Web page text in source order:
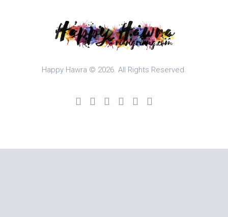
Happy Hawra © 2026. All Rights Reserved.